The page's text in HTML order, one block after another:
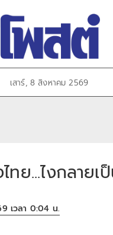
เสาร์, 8 สิงหาคม 2569
ทย...ไงกลายเ
เวลา 0:04 น.